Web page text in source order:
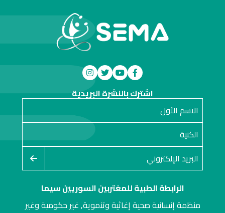
الرابطة الطبية للمغتربين السوريين سيما
منظمة إنسانية صحية إغاثية وتنموية, غير حكومية وغير
اشترك بالنشرة البريدية